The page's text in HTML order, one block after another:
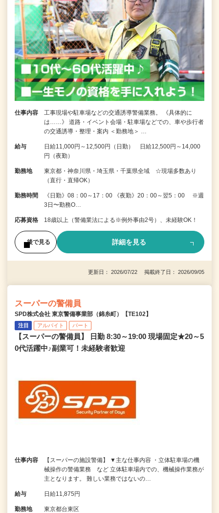
仕事内容
工事現場や駐車場などの交通誘導警備業務。 《具体的に
は……》 道路・イベント会場・駐車場などでの、車や歩行者
の交通誘導・整理・案内 ＜勤務地＞ …
給与
日給11,000円～12,500円（日勤） 日給12,500円～14,000
円（夜勤）
勤務地
東京都・神奈川県・埼玉県・千葉県全域 ☆現場多数あり
（直行・直帰OK）
勤務時間
《日勤》08：00～17：00 《夜勤》20：00～翌5：00 ※週
3日〜勤務O…
応募資格 18歳以上（警備業法による※例外事由2号）、未経験OK！
後で見る 詳細を見る
更新日： 2026/07/22 掲載終了日： 2026/09/05
スーパーの警備員
SPD株式会社 東京警備事業部（錦糸町）【TE102】
注目 アルバイト パート
【スーパーの警備員】 日勤 8:30～19:00 現場固定★20～5
0代活躍中♪副業可！未経験者歓迎
仕事内容
【スーパーの施設警備】 ▼主な仕事内容 ・立体駐車場の機
械操作の警備業務 など 立体駐車場内での、機械操作業務が
主となります。 難しい業務ではないの…
給与 日給11,875円
勤務地 東京都台東区